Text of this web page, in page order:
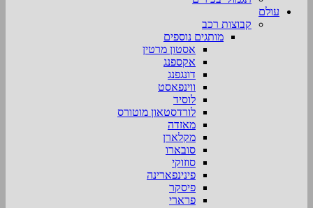
עולם
קבוצות רכב
מותגים נוספים
אסטון מרטין
אקספנג
דונגפנג
ווינפאסט
לוסיד
לורדסטאון מוטורס
מאזדה
מקלארן
סובארו
סוזוקי
פינינפארינה
פיסקר
פרארי